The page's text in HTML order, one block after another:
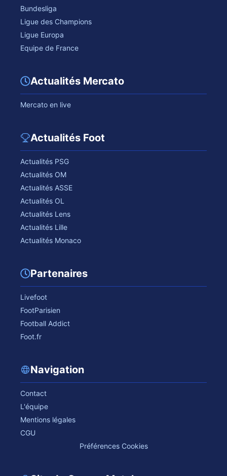
Bundesliga
Ligue des Champions
Ligue Europa
Equipe de France
Actualités Mercato
Mercato en live
Actualités Foot
Actualités PSG
Actualités OM
Actualités ASSE
Actualités OL
Actualités Lens
Actualités Lille
Actualités Monaco
Partenaires
Livefoot
FootParisien
Football Addict
Foot.fr
Navigation
Contact
L'équipe
Mentions légales
CGU
Préférences Cookies